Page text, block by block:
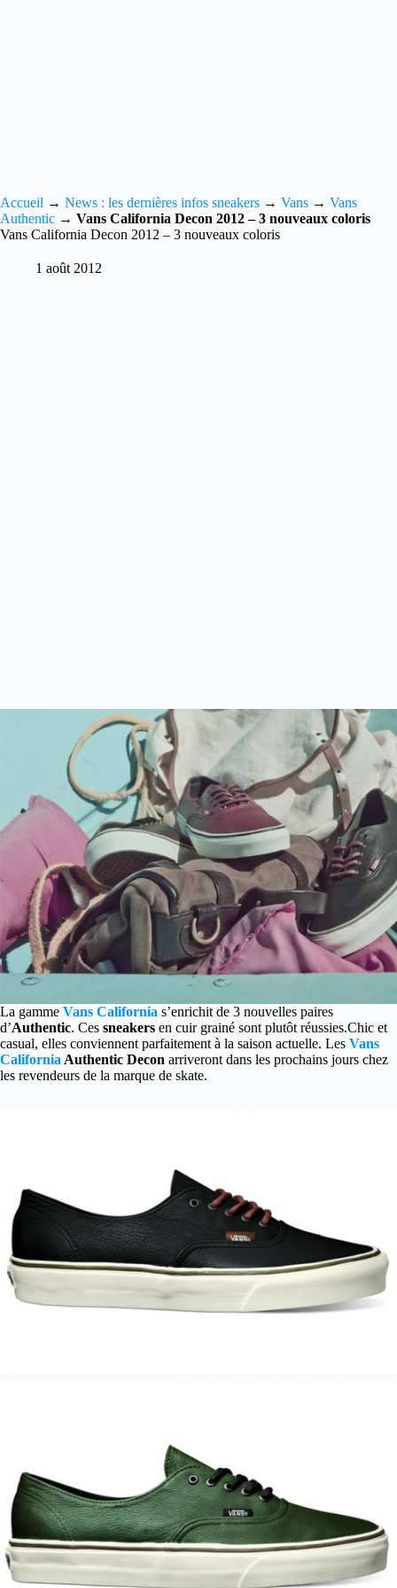
Accueil → News : les dernières infos sneakers → Vans → Vans
Authentic → Vans California Decon 2012 – 3 nouveaux coloris
Vans California Decon 2012 – 3 nouveaux coloris
1 août 2012
La gamme Vans California s’enrichit de 3 nouvelles paires
d’Authentic. Ces sneakers en cuir grainé sont plutôt réussies.Chic et
casual, elles conviennent parfaitement à la saison actuelle. Les Vans
California Authentic Decon arriveront dans les prochains jours chez
les revendeurs de la marque de skate.